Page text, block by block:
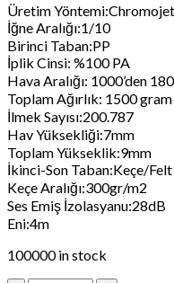
Üretim
İğne Aralığı:1/10
Birinci Taban:PP
İplik Cinsi: %100 PA
Hava Aralığı: 1000’den
Toplam Ağırlık: 1500
İlmek Sayısı:200.787
Hav Yüksekliği:7mm
Toplam Yükseklik:9mm
İkinci-Son Taban:Keçe/Felt
Keçe Aralığı:300gr/m2
Ses Emiş İzolasyanu:28dB
Eni:4m
100000 in stock